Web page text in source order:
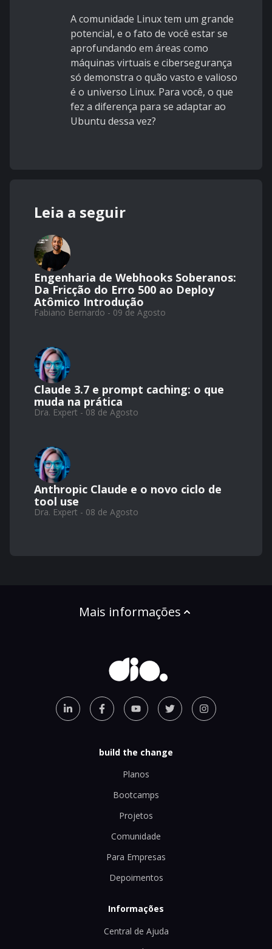
A comunidade Linux tem um grande
potencial, e o fato de você estar se
aprofundando em áreas como
máquinas virtuais e cibersegurança
só demonstra o quão vasto e valioso
é o universo Linux. Para você, o que
fez a diferença para se adaptar ao
Ubuntu dessa vez?
Leia a seguir
Engenharia de Webhooks Soberanos:
Da Fricção do Erro 500 ao Deploy
Atômico Introdução
Fabiano Bernardo - 09 de Agosto
Claude 3.7 e prompt caching: o que
muda na prática
Dra. Expert - 08 de Agosto
Anthropic Claude e o novo ciclo de
tool use
Dra. Expert - 08 de Agosto
Mais informações
build the change
Planos
Bootcamps
Projetos
Comunidade
Para Empresas
Depoimentos
Informações
Central de Ajuda